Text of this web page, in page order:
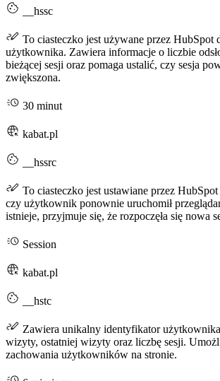
__hssc
To ciasteczko jest używane przez HubSpot
użytkownika. Zawiera informacje o liczbie
bieżącej sesji oraz pomaga ustalić, czy sesja
zwiększona.
30 minut
kabat.pl
__hssrc
To ciasteczko jest ustawiane przez
czy użytkownik ponownie uruchomił
istnieje, przyjmuje się, że rozpoczęła się nowa
Session
kabat.pl
__hstc
Zawiera unikalny identyfikator
wizyty, ostatniej wizyty oraz liczbę sesji.
zachowania użytkowników na stronie.